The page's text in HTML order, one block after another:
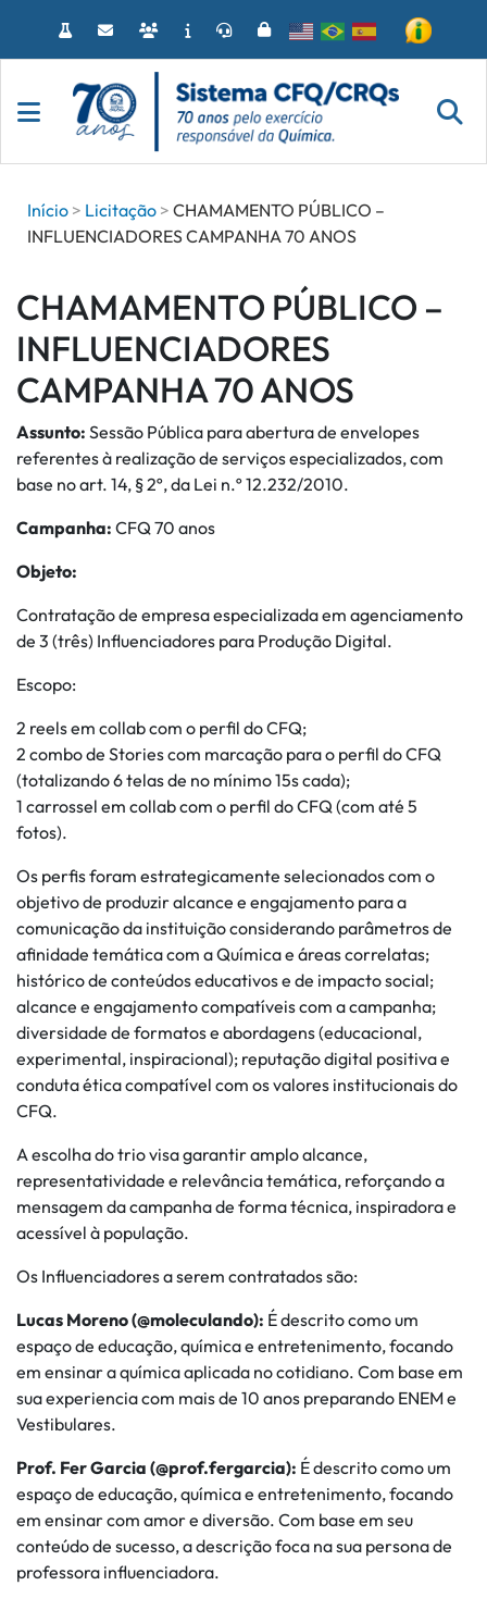
o
Início
Licitação
CHAMAMENTO PÚBLICO –
INFLUENCIADORES CAMPANHA 70 ANOS
CHAMAMENTO PÚBLICO –
INFLUENCIADORES
CAMPANHA 70 ANOS
Assunto: Sessão Pública para abertura de envelopes
referentes à realização de serviços especializados, com
base no art. 14, § 2º, da Lei n.º 12.232/2010.
Campanha: CFQ 70 anos
Objeto:
Contratação de empresa especializada em agenciamento
de 3 (três) Influenciadores para Produção Digital.
Escopo:
2 reels em collab com o perfil do CFQ;
2 combo de Stories com marcação para o perfil do CFQ
(totalizando 6 telas de no mínimo 15s cada);
1 carrossel em collab com o perfil do CFQ (com até 5
fotos).
Os perfis foram estrategicamente selecionados com o
objetivo de produzir alcance e engajamento para a
comunicação da instituição considerando parâmetros de
afinidade temática com a Química e áreas correlatas;
histórico de conteúdos educativos e de impacto social;
alcance e engajamento compatíveis com a campanha;
diversidade de formatos e abordagens (educacional,
experimental, inspiracional); reputação digital positiva e
conduta ética compatível com os valores institucionais do
CFQ.
A escolha do trio visa garantir amplo alcance,
representatividade e relevância temática, reforçando a
mensagem da campanha de forma técnica, inspiradora e
acessível à população.
Os Influenciadores a serem contratados são:
Lucas Moreno (@moleculando): É descrito como um
espaço de educação, química e entretenimento, focando
em ensinar a química aplicada no cotidiano. Com base em
sua experiencia com mais de 10 anos preparando ENEM e
Vestibulares.
Prof. Fer Garcia (@prof.fergarcia): É descrito como um
espaço de educação, química e entretenimento, focando
em ensinar com amor e diversão. Com base em seu
conteúdo de sucesso, a descrição foca na sua persona de
professora influenciadora.